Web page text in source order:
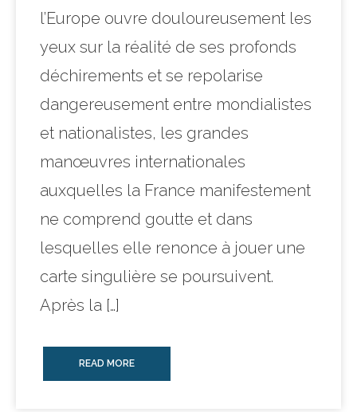
l’Europe ouvre douloureusement les
yeux sur la réalité de ses profonds
déchirements et se repolarise
dangereusement entre mondialistes
et nationalistes, les grandes
manœuvres internationales
auxquelles la France manifestement
ne comprend goutte et dans
lesquelles elle renonce à jouer une
carte singulière se poursuivent.
Après la […]
READ MORE